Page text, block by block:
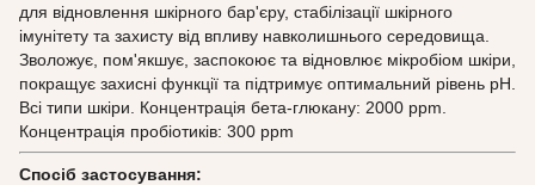
для відновлення шкірного бар'єру, стабілізації шкірного
імунітету та захисту від впливу навколишнього середовища.
Зволожує, пом'якшує, заспокоює та відновлює мікробіом шкіри,
покращує захисні функції та підтримує оптимальний рівень рН.
Всі типи шкіри. Концентрація бета-глюкану: 2000 ppm.
Концентрація пробіотиків: 300 ppm
Спосіб застосування: